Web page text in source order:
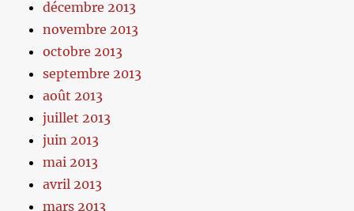
décembre 2013
novembre 2013
octobre 2013
septembre 2013
août 2013
juillet 2013
juin 2013
mai 2013
avril 2013
mars 2013